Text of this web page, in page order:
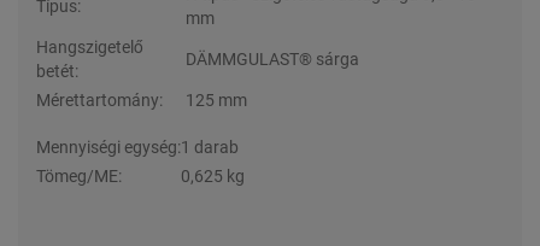
Típus:
mm
Hangszigetelő
betét:
DÄMMGULAST® sárga
Mérettartomány: 125 mm
Mennyiségi egység:1 darab
Tömeg/ME:
0,625 kg